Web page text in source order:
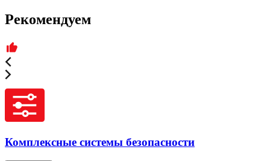
Рекомендуем
Комплексные системы безопасности